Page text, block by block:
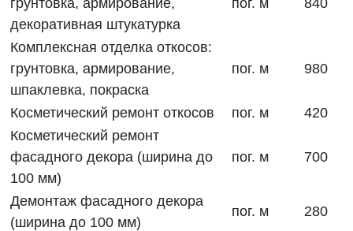
грунтовка, армирование,
декоративная штукатурка
пог. м 840
Комплексная отделка откосов:
грунтовка, армирование,
шпаклевка, покраска
пог. м 980
Косметический ремонт откосов пог. м
420
Косметический ремонт
фасадного декора (ширина до
100 мм)
пог. м 700
Демонтаж фасадного декора
(ширина до 100 мм)
пог. м 280